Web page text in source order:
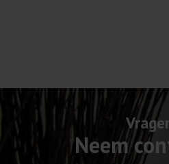
Neem